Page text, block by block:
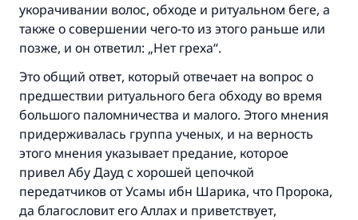
укорачивании волос, обходе и ритуальном беге, а
также о совершении чего-то из этого раньше или
позже, и он ответил: „Нет греха“.
Это общий ответ, который отвечает на вопрос о
предшествии ритуального бега обходу во время
большого паломничества и малого. Этого мнения
придерживалась группа ученых, и на верность
этого мнения указывает предание, которое
привел Абу Дауд с хорошей цепочкой
передатчиков от Усамы ибн Шарика, что Пророка,
да благословит его Аллах и приветствует,
Участвуйте сейчас!